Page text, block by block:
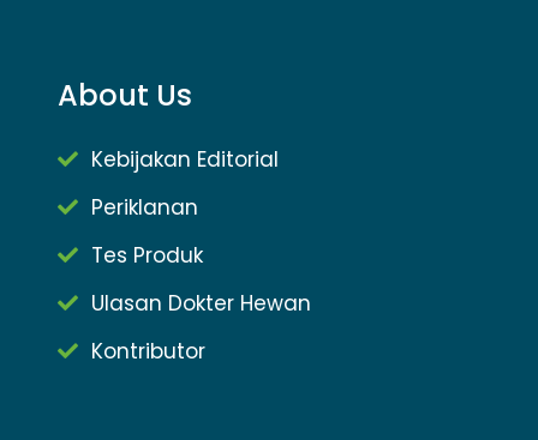
About Us
Kebijakan Editorial
Periklanan
Tes Produk
Ulasan Dokter Hewan
Kontributor